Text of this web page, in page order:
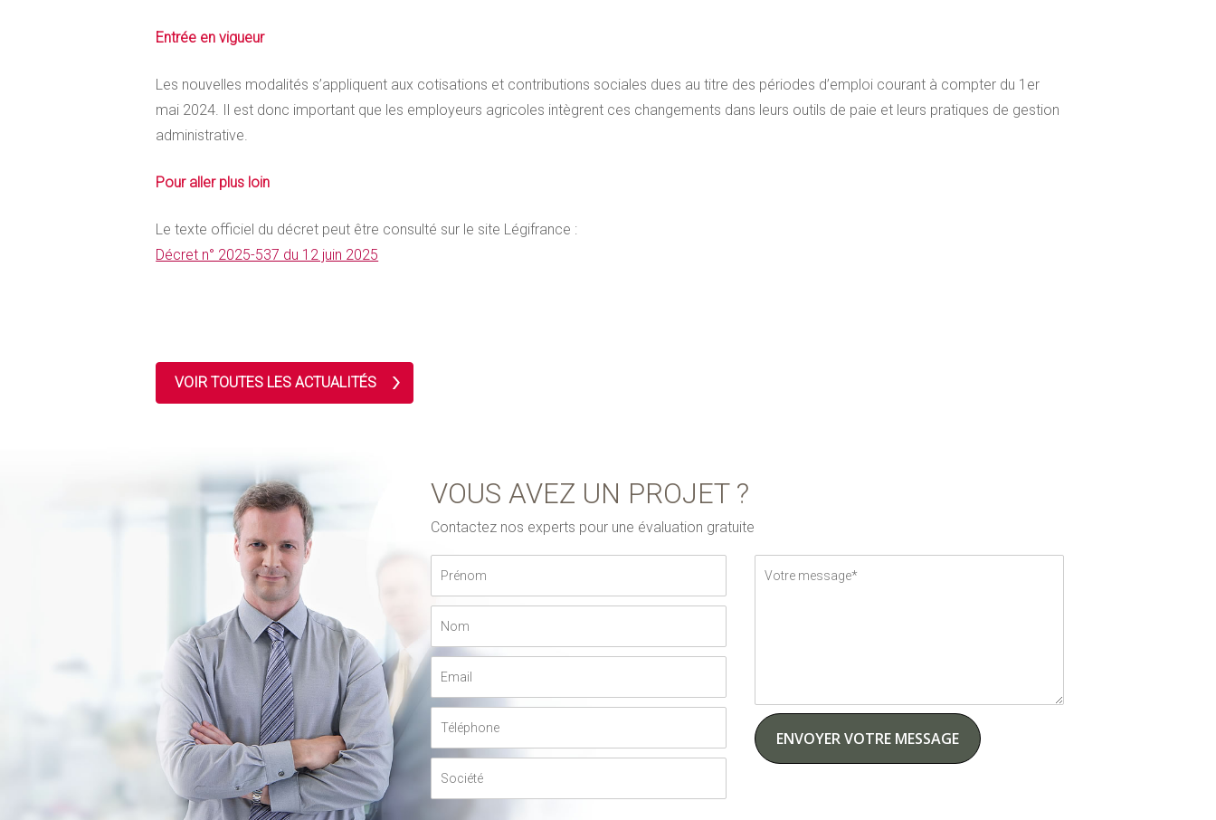
Entrée en vigueur
Les nouvelles modalités s’appliquent aux cotisations et contributions sociales dues au titre des périodes d’emploi courant à compter du 1er
mai 2024. Il est donc important que les employeurs agricoles intègrent ces changements dans leurs outils de paie et leurs pratiques de gestion
administrative.
Pour aller plus loin
Le texte officiel du décret peut être consulté sur le site Légifrance :
Décret n° 2025-537 du 12 juin 2025
VOIR TOUTES LES ACTUALITÉS
VOUS AVEZ UN PROJET ?
Contactez nos experts pour une évaluation gratuite